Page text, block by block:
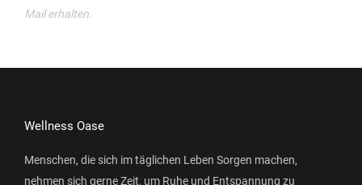
Mail erhalten.
Wellness Oase
Menschen, die sich im täglichen Leben Sorgen machen,
nehmen sich gerne Zeit, um Ruhe und Entspannung zu